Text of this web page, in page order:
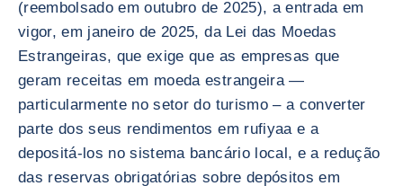
(reembolsado em outubro de 2025), a entrada em
vigor, em janeiro de 2025, da Lei das Moedas
Estrangeiras, que exige que as empresas que
geram receitas em moeda estrangeira —
particularmente no setor do turismo – a converter
parte dos seus rendimentos em rufiyaa e a
depositá-los no sistema bancário local, e a redução
das reservas obrigatórias sobre depósitos em